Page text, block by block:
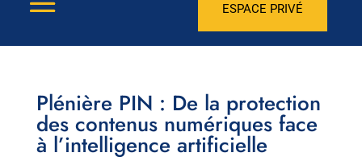
ESPACE PRIVÉ
Plénière PIN : De la protection
des contenus numériques face
à l’intelligence artificielle